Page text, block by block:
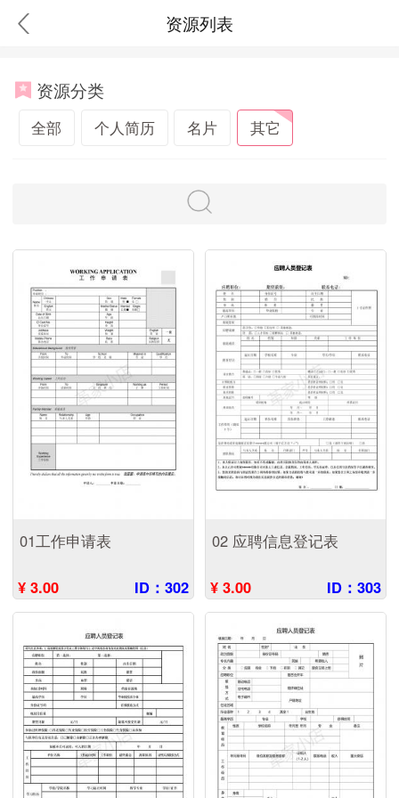
资源列表
资源分类
全部 个人简历 名片 其它
01工作申请表
¥ 3.00 ID：302
02 应聘信息登记表
¥ 3.00 ID：303